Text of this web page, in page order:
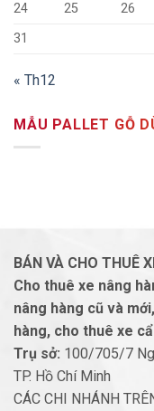
24
25 26
31
« Th12
MẪU PALLET GỖ
BÁN VÀ CHO THUÊ
Cho thuê xe nâng
nâng hàng cũ và
hàng, cho thuê xe
Trụ sở: 100/705/7
TP. Hồ Chí Minh
CÁC CHI NHÁNH